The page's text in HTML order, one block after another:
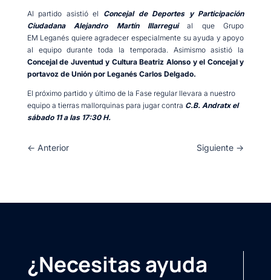
Al partido asistió el Concejal de Deportes y Participación
Ciudadana Alejandro Martín Illarreguial que Grupo
EM Leganés quiere agradecer especialmente su ayuda y apoyo
al equipo durante toda la temporada. Asimismo asistió la
Concejal de Juventud y Cultura Beatriz Alonso y el Concejal y
portavoz de Unión por Leganés Carlos Delgado.
El próximo partido y último de la Fase regular llevara a nuestro
equipo a tierras mallorquinas para jugar contra C.B. Andratx el
sábado 11 a las 17:30 H.
← Anterior Siguiente →
¿Necesitas ayuda